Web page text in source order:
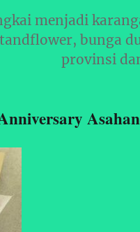
menjadi
bunga
provinsi
Asahan